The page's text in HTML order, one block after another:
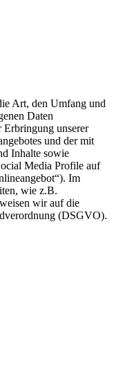
Art, den Umfang und
Daten
Erbringung unserer
und der mit
Inhalte sowie
Media Profile auf
Im
wie z.B.
wir auf die
(DSGVO).